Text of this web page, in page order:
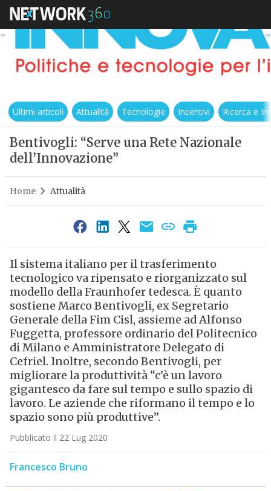
Ultimi articoli Attualità Tecnologie Incentivi Ricerca e
Bentivogli: “Serve una Rete Nazionale
dell’Innovazione”
Home Attualità
Il sistema italiano per il trasferimento
tecnologico va ripensato e riorganizzato sul
modello della Fraunhofer tedesca. È quanto
sostiene Marco Bentivogli, ex Segretario
Generale della Fim Cisl, assieme ad Alfonso
Fuggetta, professore ordinario del Politecnico
di Milano e Amministratore Delegato di
Cefriel. Inoltre, secondo Bentivogli, per
migliorare la produttività “c’è un lavoro
gigantesco da fare sul tempo e sullo spazio di
lavoro. Le aziende che riformano il tempo e lo
spazio sono più produttive”.
Pubblicato il 22 Lug 2020
Francesco Bruno